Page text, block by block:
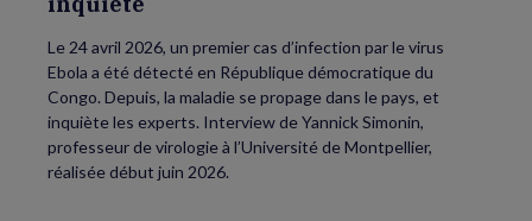
Le 24 avril 2026, un premier cas d’infection par le virus
Ebola a été détecté en République démocratique du
Congo. Depuis, la maladie se propage dans le pays, et
inquiète les experts. Interview de Yannick Simonin,
professeur de virologie à l’Université de Montpellier,
réalisée début juin 2026.